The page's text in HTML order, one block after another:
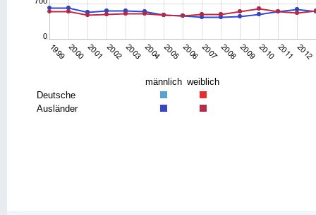
männlich weiblich
Deutsche
Ausländer